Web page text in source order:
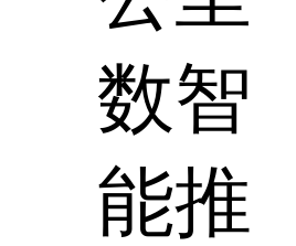
数智
能推